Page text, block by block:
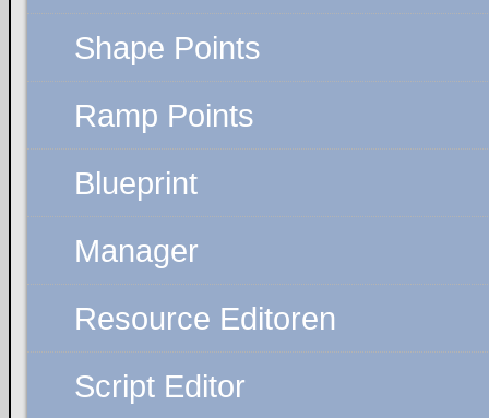
Shape Points
Ramp Points
Blueprint
Manager
Resource Editoren
Script Editor